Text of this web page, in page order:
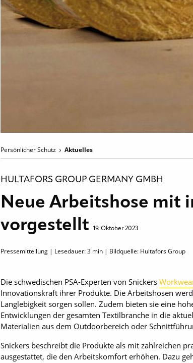
Persönlicher Schutz Aktuelles
HULTAFORS GROUP GERMANY GMBH
Neue Arbeitshose mit
vorgestellt
19. Oktober 2023
Pressemitteilung | Lesedauer:3 min | Bildquelle: Hultafors Group
Die schwedischen PSA-Experten von Snickers
Innovationskraft ihrer Produkte. Die Arbeitshosen
Langlebigkeit sorgen sollen. Zudem bieten sie eine
Entwicklungen der gesamten Textilbranche in die
Materialien aus dem Outdoorbereich oder
Snickers beschreibt die Produkte als mit zahlreichen
ausgestattet, die den Arbeitskomfort erhöhen. Dazu